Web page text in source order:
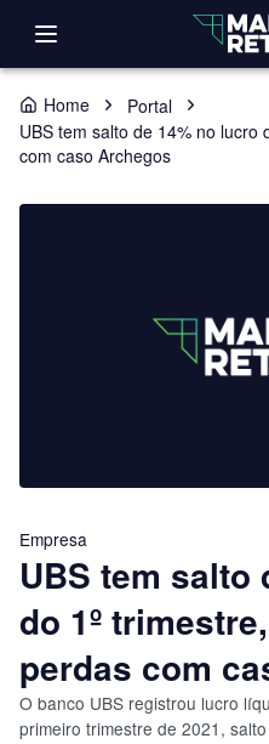
Home
Portal
UBS tem salto de 14% no lucro
com caso Archegos
Empresa
UBS tem salto
do 1º
perdas com
O banco UBS registrou lucro
primeiro trimestre de 2021,